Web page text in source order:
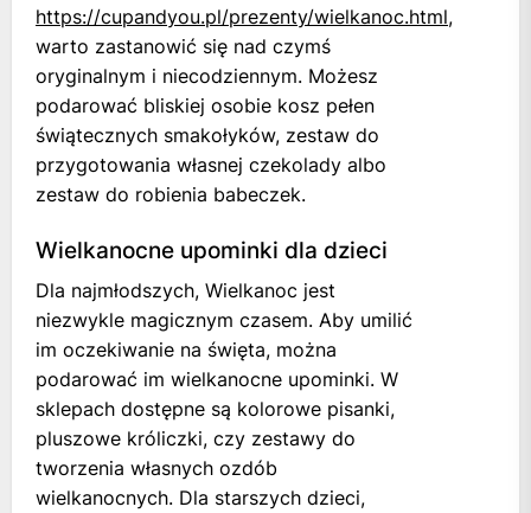
https://cupandyou.pl/prezenty/wielkanoc.html,
warto zastanowić się nad czymś
oryginalnym i niecodziennym. Możesz
podarować bliskiej osobie kosz pełen
świątecznych smakołyków, zestaw do
przygotowania własnej czekolady albo
zestaw do robienia babeczek.
Wielkanocne upominki dla dzieci
Dla najmłodszych, Wielkanoc jest
niezwykle magicznym czasem. Aby umilić
im oczekiwanie na święta, można
podarować im wielkanocne upominki. W
sklepach dostępne są kolorowe pisanki,
pluszowe króliczki, czy zestawy do
tworzenia własnych ozdób
wielkanocnych. Dla starszych dzieci,